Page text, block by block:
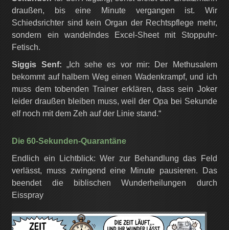
draußen, bis eine Minute vergangen ist. Wir
Schiedsrichter sind kein Organ der Rechtspflege mehr,
sondern ein wandelndes Excel-Sheet mit Stoppuhr-
Fetisch.
Siggis Senf:„Ich sehe es vor mir: Der Methusalem
bekommt auf halbem Weg einen Wadenkrampf, und ich
muss dem tobenden Trainer erklären, dass sein Joker
leider draußen bleiben muss, weil der Opa bei Sekunde
elf noch mit dem Zeh auf der Linie stand.“
Die 60-Sekunden-Quarantäne
Endlich ein Lichtblick: Wer zur Behandlung das Feld
verlässt, muss zwingend eine Minute pausieren. Das
beendet die biblischen Wunderheilungen durch
Eisspray